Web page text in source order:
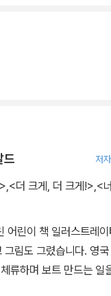
다.
드 저
,<더 크게, 더 크게!>,<
어린이 책 일러스트레
그림도 그렸습니다. 영
류하며 보트 만드는 일